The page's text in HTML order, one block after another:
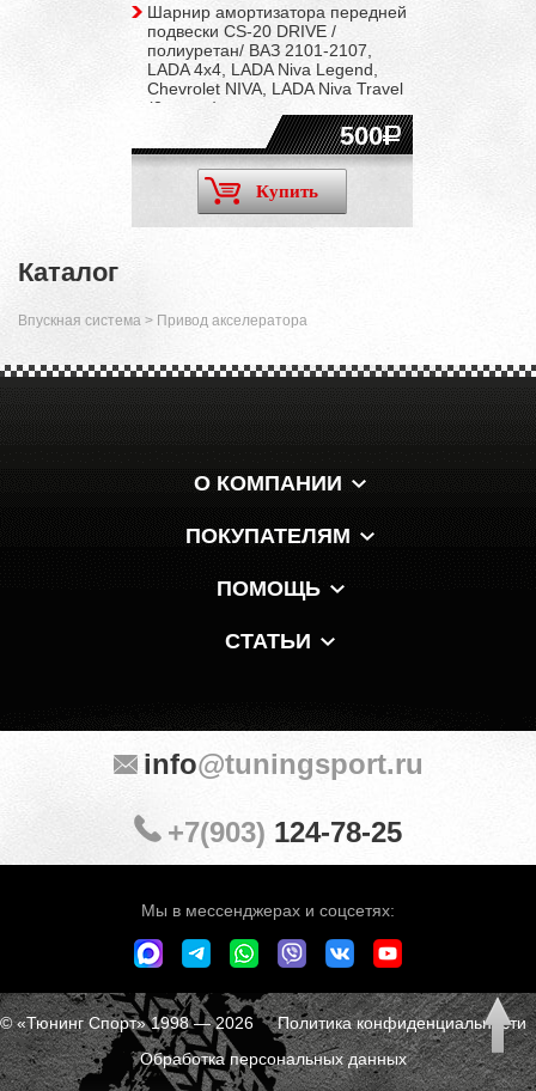
Шарнир амортизатора передней
подвески CS-20 DRIVE /
полиуретан/ ВАЗ 2101-2107,
LADA 4x4, LADA Niva Legend,
Chevrolet NIVA, LADA Niva Travel
(2 штуки)
500
Купить
Каталог
Впускная система > Привод акселератора
О КОМПАНИИ
ПОКУПАТЕЛЯМ
ПОМОЩЬ
СТАТЬИ
Мы в мессенджерах и соцсетях:
info@tuningsport.ru
+7(903) 124-78-25
© «Тюнинг Спорт» 1998 — 2026Политика конфиденциальности
Обработка персональных данных